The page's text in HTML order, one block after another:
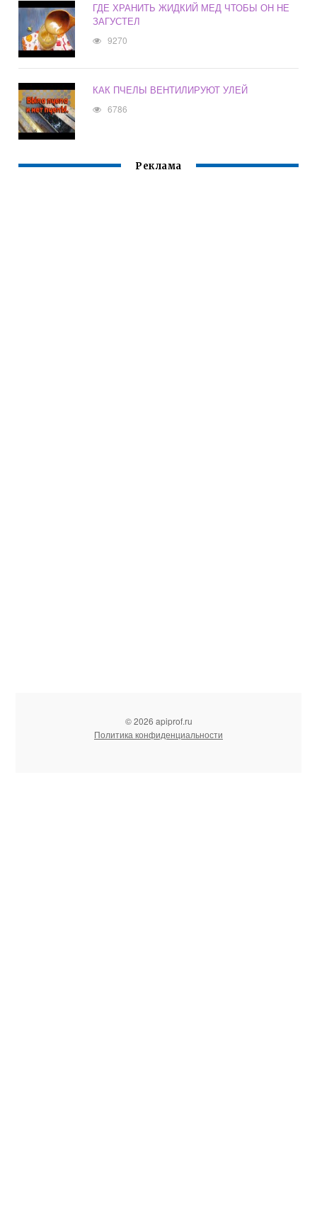
ГДЕ ХРАНИТЬ ЖИДКИЙ МЕД ЧТОБЫ ОН НЕ
ЗАГУСТЕЛ
9270
КАК ПЧЕЛЫ ВЕНТИЛИРУЮТ УЛЕЙ
6786
Реклама
© 2026 apiprof.ru
Политика конфиденциальности